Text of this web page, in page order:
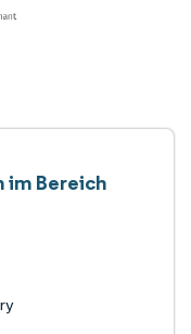
im Bereich